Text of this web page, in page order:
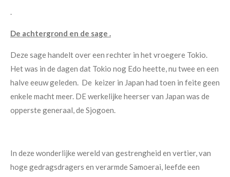
.
De achtergrond en de sage .
Deze sage handelt over een rechter in het vroegere Tokio.
Het was in de dagen dat Tokio nog Edo heette, nu twee en een
halve eeuw geleden. De keizer in Japan had toen in feite geen
enkele macht meer. DE werkelijke heerser van Japan was de
opperste generaal, de Sjogoen.
In deze wonderlijke wereld van gestrengheid en vertier, van
hoge gedragsdragers en verarmde Samoerai, leefde een